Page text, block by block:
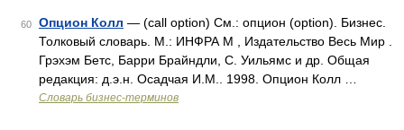
60 Опцион Колл — (call option) См.: опцион (option). Бизнес.
Толковый словарь. М.: ИНФРА М , Издательство Весь Мир .
Грэхэм Бетс, Барри Брайндли, С. Уильямс и др. Общая
редакция: д.э.н. Осадчая И.М.. 1998. Опцион Колл …
Словарь бизнес-терминов